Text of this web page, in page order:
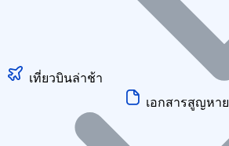
เที่ยวบินล่าช้า
เอกสารสูญหาย